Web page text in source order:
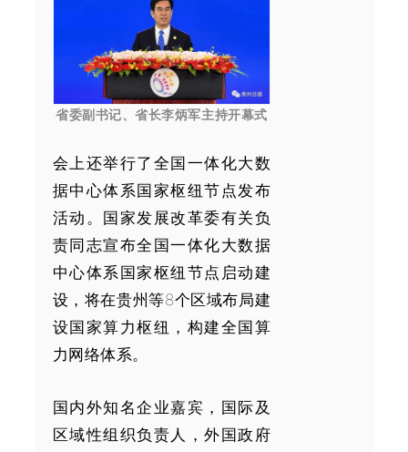
省委副书记、省长李炳军主持开幕式
会上还举行了全国一体化大数
据中心体系国家枢纽节点发布
活动。国家发展改革委有关负
责同志宣布全国一体化大数据
中心体系国家枢纽节点启动建
设，将在贵州等8个区域布局建
设国家算力枢纽，构建全国算
力网络体系。
国内外知名企业嘉宾，国际及
区域性组织负责人，外国政府